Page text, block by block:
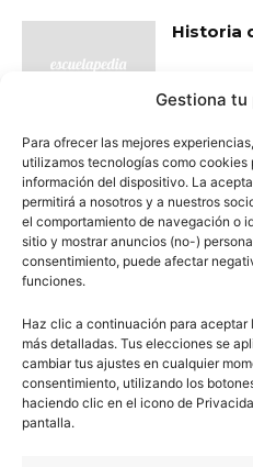
Gestiona
Para ofrecer las mejores
utilizamos tecnologías como cookies
información del dispositivo. La
permitirá a nosotros y a nuestros
el comportamiento de navegación o
sitio y mostrar anuncios (no-)
consentimiento, puede afectar
funciones.
Haz clic a continuación para
más detalladas. Tus elecciones se
cambiar tus ajustes en cualquier
consentimiento, utilizando los
haciendo clic en el icono de
pantalla.
Historia
- Publicidad -